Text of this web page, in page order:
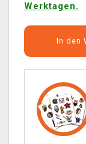
Werktagen.
In den